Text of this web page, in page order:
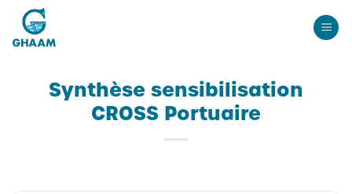
Passer
contenu
Synthèse sensibilisation
CROSS Portuaire